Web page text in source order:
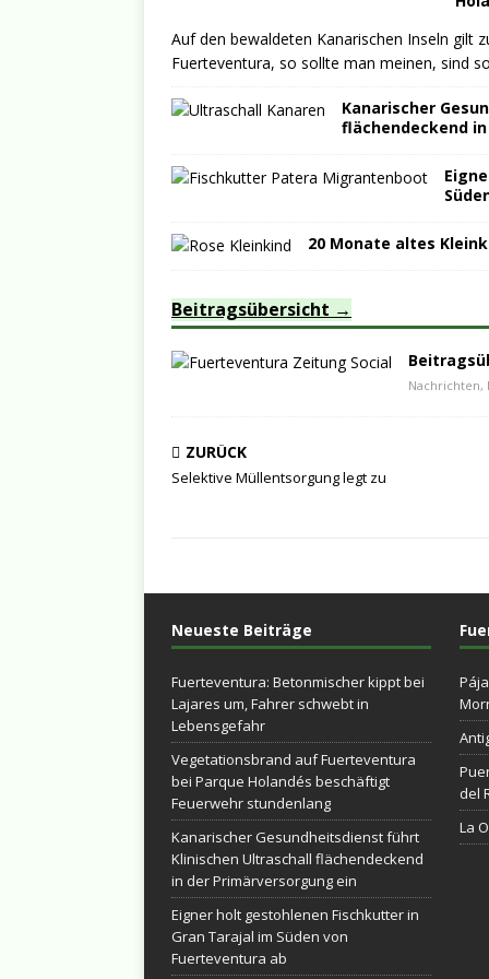
Auf den bewaldeten Kanarischen Inseln gilt
Fuerteventura, so sollte man meinen, sind
Kanarischer
flächendeckend
20 Monate altes
Beitragsübersicht
Nachrichten,
ZURÜCK
Selektive Müllentsorgung legt zu
Neueste Beiträge
Fuerteventura: Betonmischer kippt bei
Lajares um, Fahrer schwebt in
Lebensgefahr
Vegetationsbrand auf Fuerteventura
bei Parque Holandés beschäftigt
Feuerwehr stundenlang
Kanarischer Gesundheitsdienst führt
Klinischen Ultraschall flächendeckend
in der Primärversorgung ein
Eigner holt gestohlenen Fischkutter in
Gran Tarajal im Süden von
Fuerteventura ab
del
La